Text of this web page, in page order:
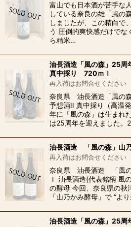
富山でも日本酒が苦手な
している奈良の雄「風の
しましたが、この精白で
う 圧倒的爽快感だけで
ら精米…
油長酒造「風の森」25
真中採り 720ｍｌ
再入荷はお問合せください
奈良県 油長酒造「風の
予想酒II 真中採り（高温
年に「風の森」は生まれ
は25周年を迎えました。
油長酒造 「風の森」山
再入荷はお問合せください
奈良県 油長酒造 「風
ｌ 油長酒造(代表銘柄 風
の酵母 今回、奈良県の秋
「山乃かみ酵母」で “よ
油長酒造「風の森」25